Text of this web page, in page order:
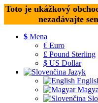
Toto je ukážkový
nezadávajte
$ Mena
€ Euro
£ Pound Sterling
$ US Dollar
Jazyk